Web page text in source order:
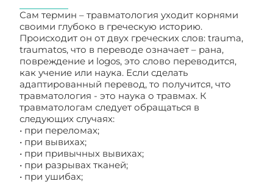
Сам термин – травматология уходит корнями
своими глубоко в греческую историю.
Происходит он от двух греческих слов: trauma,
traumatos, что в переводе означает – рана,
повреждение и logos, это слово переводится,
как учение или наука. Если сделать
адаптированный перевод, то получится, что
травматология - это наука о травмах. К
травматологам следует обращаться в
следующих случаях:
• при переломах;
• при вывихах;
• при привычных вывихах;
• при разрывах тканей;
• при ушибах;